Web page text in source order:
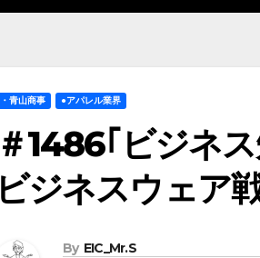
・青山商事 ●アパレル業界
＃1486｢ビジネ
ビジネスウェア
By EIC_Mr.S